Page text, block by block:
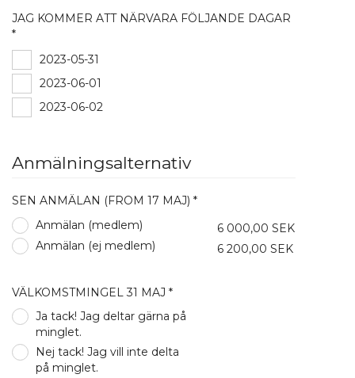
JAG KOMMER ATT NÄRVARA FÖLJANDE DAGAR
*
2023-05-31
2023-06-01
2023-06-02
Anmälningsalternativ
SEN ANMÄLAN (FROM 17 MAJ) *
Anmälan (medlem)
6 000,00 SEK
Anmälan (ej medlem)
6 200,00 SEK
VÄLKOMSTMINGEL 31 MAJ *
Ja tack! Jag deltar gärna på
minglet.
Nej tack! Jag vill inte delta
på minglet.